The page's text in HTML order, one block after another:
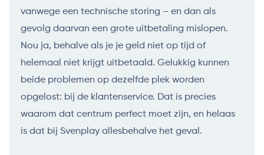
vanwege een technische storing – en dan als
gevolg daarvan een grote uitbetaling mislopen.
Nou ja, behalve als je je geld niet op tijd of
helemaal niet krijgt uitbetaald. Gelukkig kunnen
beide problemen op dezelfde plek worden
opgelost: bij de klantenservice. Dat is precies
waarom dat centrum perfect moet zijn, en helaas
is dat bij Svenplay allesbehalve het geval.